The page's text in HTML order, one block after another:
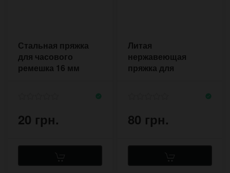
Стальная пряжка
для часового
ремешка 16 мм
20 грн.
Литая
нержавеющая
пряжка для
80 грн.